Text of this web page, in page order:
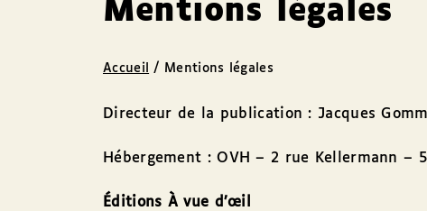
Mentions légales
Accueil / Mentions légales
Directeur de la publication : Jacques
Hébergement : OVH – 2 rue Kellermann –
Éditions À vue d’œil